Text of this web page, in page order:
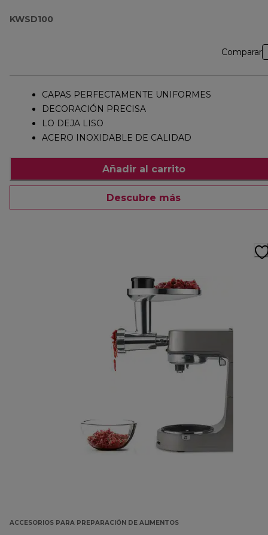
KWSD100
Comparar
CAPAS PERFECTAMENTE UNIFORMES
DECORACIÓN PRECISA
LO DEJA LISO
ACERO INOXIDABLE DE CALIDAD
Añadir al carrito
Descubre más
ACCESORIOS PARA PREPARACIÓN DE ALIMENTOS